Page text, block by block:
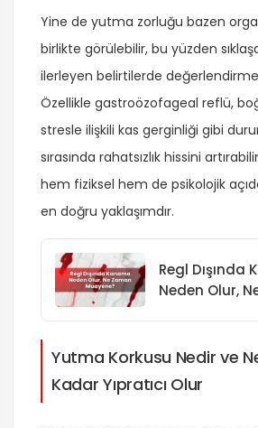
Yine de yutma zorluğu bazen
birlikte görülebilir, bu yüzden
ilerleyen belirtilerde
Özellikle gastroözofageal reflü,
stresle ilişkili kas gerginliği gibi
sırasında rahatsızlık hissini
hem fiziksel hem de psikolojik
en doğru yaklaşımdır.
Regl Dışında
Neden Olur,
Yutma Korkusu Nedir ve
Kadar Yıpratıcı Olur